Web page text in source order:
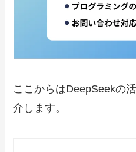
ここからはDeepSeekの
介します。